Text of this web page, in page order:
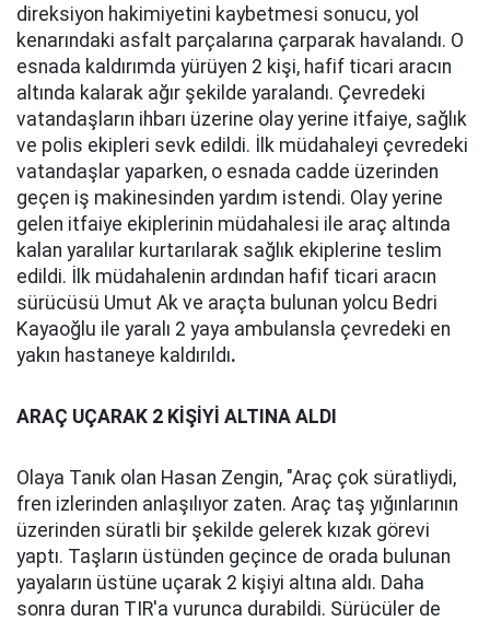
direksiyon hakimiyetini kaybetmesi sonucu, yol
kenarındaki asfalt parçalarına çarparak havalandı. O
esnada kaldırımda yürüyen 2 kişi, hafif ticari aracın
altında kalarak ağır şekilde yaralandı. Çevredeki
vatandaşların ihbarı üzerine olay yerine itfaiye, sağlık
ve polis ekipleri sevk edildi. İlk müdahaleyi çevredeki
vatandaşlar yaparken, o esnada cadde üzerinden
geçen iş makinesinden yardım istendi. Olay yerine
gelen itfaiye ekiplerinin müdahalesi ile araç altında
kalan yaralılar kurtarılarak sağlık ekiplerine teslim
edildi. İlk müdahalenin ardından hafif ticari aracın
sürücüsü Umut Ak ve araçta bulunan yolcu Bedri
Kayaoğlu ile yaralı 2 yaya ambulansla çevredeki en
yakın hastaneye kaldırıldı.
ARAÇ UÇARAK 2 KİŞİYİ ALTINA ALDI
Olaya Tanık olan Hasan Zengin, "Araç çok süratliydi,
fren izlerinden anlaşılıyor zaten. Araç taş yığınlarının
üzerinden süratli bir şekilde gelerek kızak görevi
yaptı. Taşların üstünden geçince de orada bulunan
yayaların üstüne uçarak 2 kişiyi altına aldı. Daha
sonra duran TIR'a vurunca durabildi. Sürücüler de